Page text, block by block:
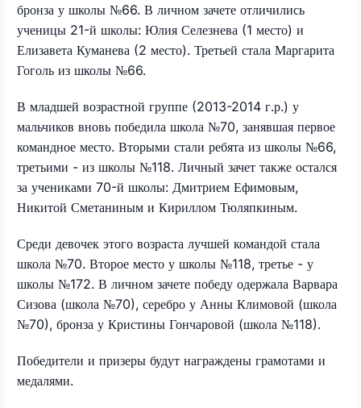
бронза у школы №66. В личном зачете отличились
ученицы 21-й школы: Юлия Селезнева (1 место) и
Елизавета Куманева (2 место). Третьей стала Маргарита
Гоголь из школы №66.
В младшей возрастной группе (2013-2014 г.р.) у
мальчиков вновь победила школа №70, занявшая первое
командное место. Вторыми стали ребята из школы №66,
третьими - из школы №118. Личный зачет также остался
за учениками 70-й школы: Дмитрием Ефимовым,
Никитой Сметаниным и Кириллом Тюляпкиным.
Среди девочек этого возраста лучшей командой стала
школа №70. Второе место у школы №118, третье - у
школы №172. В личном зачете победу одержала Варвара
Сизова (школа №70), серебро у Анны Климовой (школа
№70), бронза у Кристины Гончаровой (школа №118).
Победители и призеры будут награждены грамотами и
медалями.